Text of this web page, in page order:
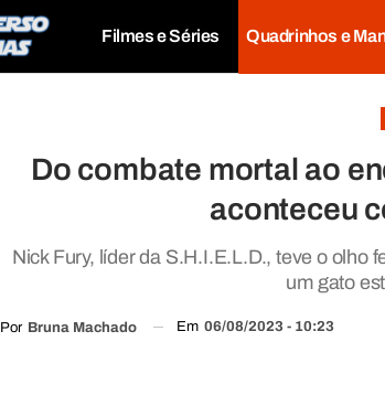
Filmes e Séries Quadrinhos e
Do combate mortal ao
aconteceu
Nick Fury, líder da S.H.I.E.L.D., teve o olho
um gato
Por Bruna Machado Em 06/08/2023 - 10:23